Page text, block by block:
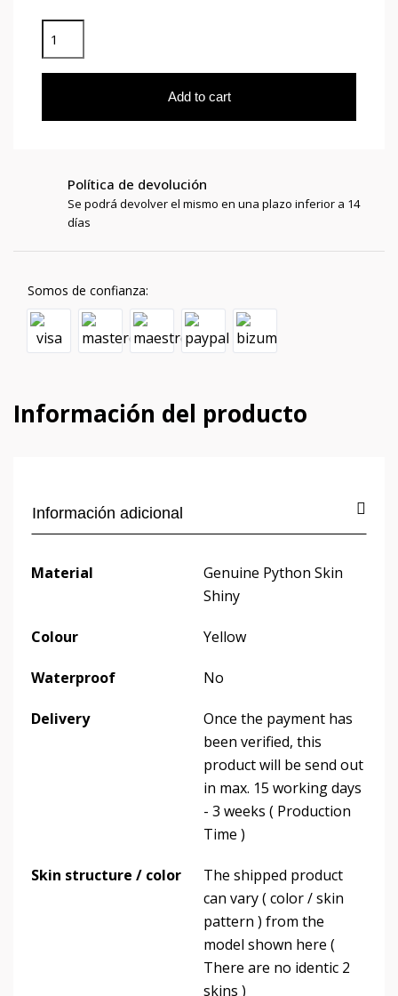
Add to cart
Política de devolución
Se podrá devolver el mismo en una plazo inferior a 14
días
Somos de confianza:
Información del producto
Información adicional
Material
Genuine Python Skin
Shiny
Colour Yellow
Waterproof No
Delivery
Once the payment has
been verified, this
product will be send out
in max. 15 working days
- 3 weeks ( Production
Time )
Skin structure / color
The shipped product
can vary ( color / skin
pattern ) from the
model shown here (
There are no identic 2
skins )